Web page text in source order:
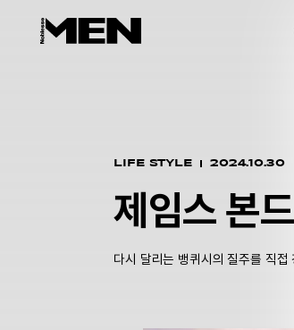
LIFE STYLE 2024.10.30
제임스 본
다시 달리는 뱅퀴시의 질주를 직접